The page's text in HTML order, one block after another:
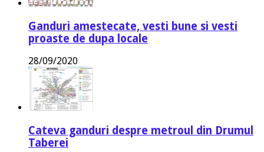
Ganduri amestecate, vesti bune si vesti
proaste de dupa locale
28/09/2020
Cateva ganduri despre metroul din Drumul
Taberei